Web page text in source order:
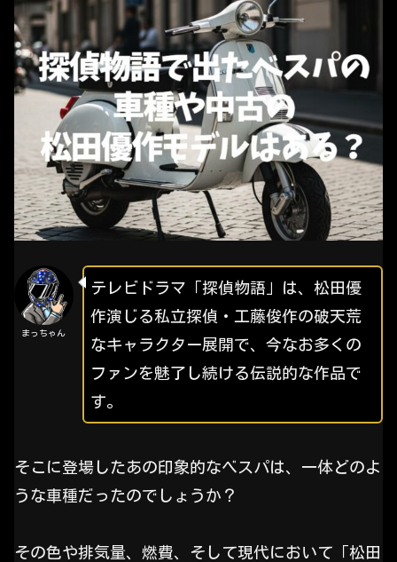
まっちゃん
テレビドラマ「探偵物語」は、松田優
作演じる私立探偵・工藤俊作の破天荒
なキャラクター展開で、今なお多くの
ファンを魅了し続ける伝説的な作品で
す。
そこに登場したあの印象的なベスパは、一体どのよ
うな車種だったのでしょうか？
その色や排気量、燃費、そして現代において「松田